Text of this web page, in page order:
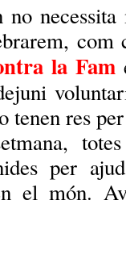
necessita
com
la Fam
tenen res
per
el món.